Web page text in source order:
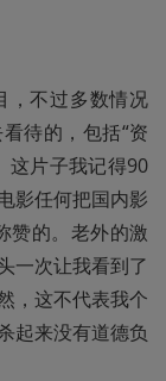
，不过多数情况
待的，包括“资
这片子我记得90
影任何把国内影
赞的。老外的激
一次让我看到了
，这不代表我个
起来没有道德负